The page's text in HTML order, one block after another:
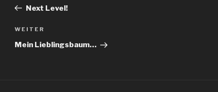
Beitrag
Next Level!
Nächster
Beitrag
WEITER
Mein Lieblingsbaum…